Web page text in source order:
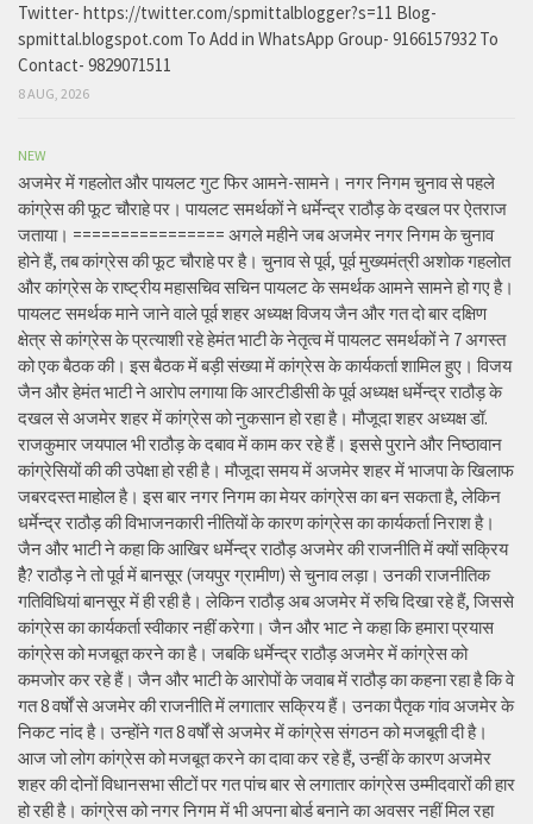
Twitter- https://twitter.com/spmittalblogger?s=11 Blog-
spmittal.blogspot.com To Add in WhatsApp Group- 9166157932 To
Contact- 9829071511
8 AUG, 2026
NEW
अजमेर में गहलोत और पायलट गुट फिर आमने-सामने। नगर निगम चुनाव से पहले
कांग्रेस की फूट चौराहे पर। पायलट समर्थकों ने धर्मेन्द्र राठौड़ के दखल पर ऐतराज
जताया। ================ अगले महीने जब अजमेर नगर निगम के चुनाव
होने हैं, तब कांग्रेस की फूट चौराहे पर है। चुनाव से पूर्व, पूर्व मुख्यमंत्री अशोक गहलोत
और कांग्रेस के राष्ट्रीय महासचिव सचिन पायलट के समर्थक आमने सामने हो गए है।
पायलट समर्थक माने जाने वाले पूर्व शहर अध्यक्ष विजय जैन और गत दो बार दक्षिण
क्षेत्र से कांग्रेस के प्रत्याशी रहे हेमंत भाटी के नेतृत्व में पायलट समर्थकों ने 7 अगस्त
को एक बैठक की। इस बैठक में बड़ी संख्या में कांग्रेस के कार्यकर्ता शामिल हुए। विजय
जैन और हेमंत भाटी ने आरोप लगाया कि आरटीडीसी के पूर्व अध्यक्ष धर्मेन्द्र राठौड़ के
दखल से अजमेर शहर में कांग्रेस को नुकसान हो रहा है। मौजूदा शहर अध्यक्ष डॉ.
राजकुमार जयपाल भी राठौड़ के दबाव में काम कर रहे हैं। इससे पुराने और निष्ठावान
कांग्रेसियों की की उपेक्षा हो रही है। मौजूदा समय में अजमेर शहर में भाजपा के खिलाफ
जबरदस्त माहोल है। इस बार नगर निगम का मेयर कांग्रेस का बन सकता है, लेकिन
धर्मेन्द्र राठौड़ की विभाजनकारी नीतियों के कारण कांग्रेस का कार्यकर्ता निराश है।
जैन और भाटी ने कहा कि आखिर धर्मेन्द्र राठौड़ अजमेर की राजनीति में क्यों सक्रिय
हैै? राठौड़ ने तो पूर्व में बानसूर (जयपुर ग्रामीण) से चुनाव लड़ा। उनकी राजनीतिक
गतिविधियां बानसूर में ही रही है। लेकिन राठौड़ अब अजमेर में रुचि दिखा रहे हैं, जिससे
कांग्रेस का कार्यकर्ता स्वीकार नहीं करेगा। जैन और भाट ने कहा कि हमारा प्रयास
कांग्रेस को मजबूत करने का है। जबकि धर्मेन्द्र राठौड़ अजमेर में कांग्रेस को
कमजोर कर रहे हैं। जैन और भाटी के आरोपों के जवाब में राठौड़ का कहना रहा है कि वे
गत 8 वर्षों से अजमेर की राजनीति में लगातार सक्रिय हैं। उनका पैतृक गांव अजमेर के
निकट नांद है। उन्होंने गत 8 वर्षों से अजमेर में कांग्रेस संगठन को मजबूती दी है।
आज जो लोग कांग्रेस को मजबूत करने का दावा कर रहे हैं, उन्हीं के कारण अजमेर
शहर की दोनों विधानसभा सीटों पर गत पांच बार से लगातार कांग्रेस उम्मीदवारों की हार
हो रही है। कांग्रेस को नगर निगम में भी अपना बोर्ड बनाने का अवसर नहीं मिल रहा